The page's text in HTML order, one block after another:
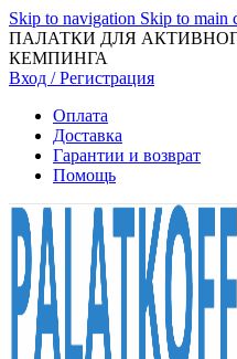
Skip to navigation Skip to main
ПАЛАТКИ ДЛЯ
КЕМПИНГА
Вход / Регистрация
Оплата
Доставка
Гарантии и возврат
Помощь